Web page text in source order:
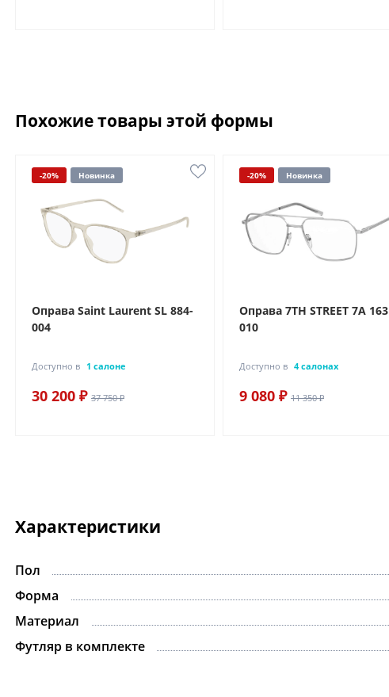
Похожие товары этой формы
-20% Новинка
Оправа Saint Laurent SL 884-
004
Доступно в 1 салоне
30 200 ₽ 37 750 ₽
-20% Новинка
Оправа 7TH STREET 7A 163
010
Доступно в 4 салонах
9 080 ₽ 11 350 ₽
Характеристики
Пол
Форма
Материал
Футляр в комплекте